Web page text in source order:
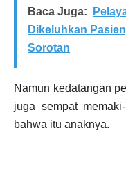
Baca Juga:
Dikeluhkan
Sorotan
Namun kedatangan
juga sempat
bahwa itu anaknya.